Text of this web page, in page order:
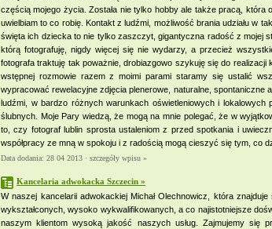
częścią mojego życia. Została nie tylko hobby ale także pracą,
uwielbiam to co robię. Kontakt z ludźmi, możliwość brania udziału w
święta ich dziecka to nie tylko zaszczyt, gigantyczna radość z mojej
którą fotografuję, nigdy więcej się nie wydarzy, a przecież
fotografa traktuję tak poważnie, drobiazgowo szykuję się do
wstępnej rozmowie razem z moimi parami staramy się ustalić
wypracować rewelacyjne zdjęcia plenerowe, naturalne, spontaniczne
ludźmi, w bardzo różnych warunkach oświetleniowych i
ślubnych. Moje Pary wiedzą, że mogą na mnie polegać, że w
to, czy fotograf lublin sprosta ustaleniom z przed spotkania i
współpracy ze mną w spokoju i z radością mogą cieszyć się tym, co
Data dodania: 28 04 2013 · szczegóły wpisu »
Kancelaria adwokacka Szczecin »
W naszej kancelarii adwokackiej Michał Olechnowicz, która
wykształconych, wysoko wykwalifikowanych, a co najistotniejsze
naszym klientom wysoką jakość naszych usług. Zajmujemy się